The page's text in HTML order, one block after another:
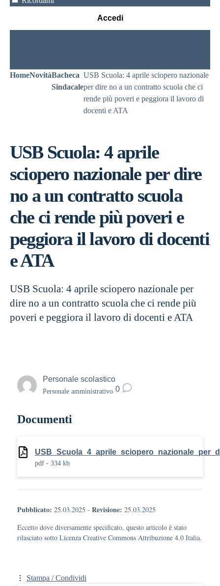
Accedi
HomeNovitàBacheca
Sindacale
USB Scuola: 4 aprile sciopero nazionale
per dire no a un contratto scuola che ci
rende più poveri e peggiora il lavoro di
docenti e ATA
USB Scuola: 4 aprile
sciopero nazionale per dire
no a un contratto scuola
che ci rende più poveri e
peggiora il lavoro di docenti
e ATA
USB Scuola: 4 aprile sciopero nazionale per
dire no a un contratto scuola che ci rende più
poveri e peggiora il lavoro di docenti e ATA
Personale scolastico
Personale amministrativo 0
Documenti
pdf - 334 kb
Pubblicato: 25.03.2025 - Revisione: 25.03.2025
Eccetto dove diversamente specificato, questo articolo è stato
rilasciato sotto Licenza Creative Commons Attribuzione 4.0 Italia.
Stampa / Condividi